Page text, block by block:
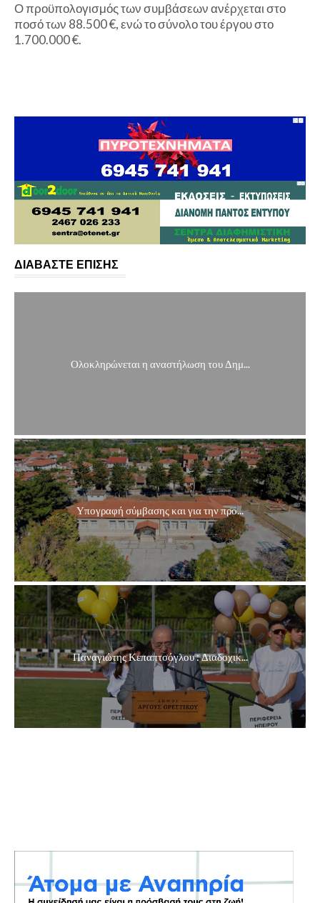
Ο προϋπολογισμός των συμβάσεων ανέρχεται στο
ποσό των 88.500 €, ενώ το σύνολο του έργου στο
1.700.000 €.
ΔΙΑΒΑΣΤΕ ΕΠΙΣΗΣ
Ολοκληρώνεται η αναστήλωση του Δημ...
Υπογραφή σύμβασης και για την προ...
Παναγιώτης Κεπαπτσόγλου : Διαδοχικ...